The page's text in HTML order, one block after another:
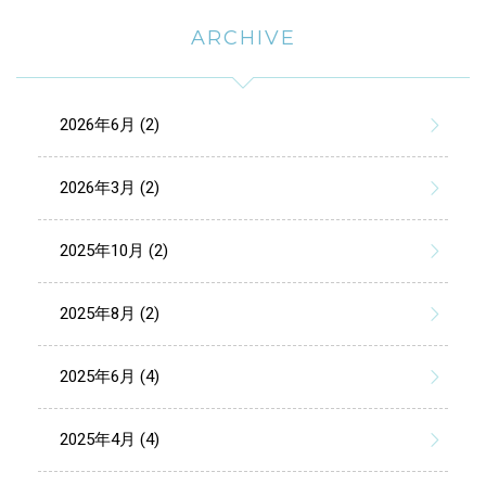
ARCHIVE
2026年6月 (2)
2026年3月 (2)
2025年10月 (2)
2025年8月 (2)
2025年6月 (4)
2025年4月 (4)